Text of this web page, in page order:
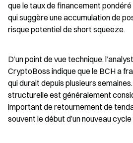
que le taux de financement
qui suggère une accumulation de
risque potentiel de short squeeze.
D’un point de vue technique,
CryptoBoss indique que le BCH a
qui durait depuis plusieurs
structurelle est généralement
important de retournement de
souvent le début d’un nouveau cycle